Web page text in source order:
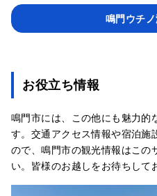
鳴門ウチ
お役立ち情報
鳴門市には、この他にも魅力的
す。交通アクセス情報や宿泊施
ので、鳴門市の観光情報はこの
い。皆様のお越しをお待ちして